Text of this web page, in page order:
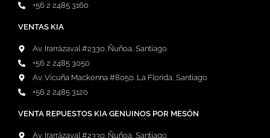
+56 2 2485 3160
VENTAS KIA
Av. Irarrázaval #2330. Ñuñoa, Santiago
+56 2 2485 3050
Av. Vicuña Mackenna #8050. La Florida, Santiago
+56 2 2485 3120
VENTA REPUESTOS KIA GENUINOS POR MESÓN
Av. Irarrázaval #2330. Ñuñoa, Santiago